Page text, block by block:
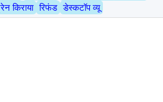
किराया रिफंड डेस्कटॉप व्यू